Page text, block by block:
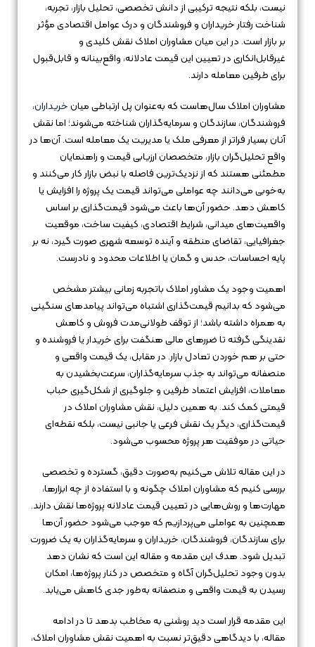
نیست، بلکه نتیجه ترکیبی از دانش تخصصی، تحلیل بازار، تجربه،
شناخت رفتار خریداران و فروشندگان و درک عوامل اقتصادی مؤثر
بر بازار است. در این میان مشاوران املاک نقش کلیدی و
غیرقابل‌انکاری در تعیین این قیمت عادلانه، واقع‌بینانه و قابل‌قبول
برای طرفین معامله دارند.
مشاوران املاک سال‌هاست که به‌عنوان پل ارتباطی میانخریداران،
فروشندگان، سازندگان و سرمایه‌گذاران شناخته می‌شوند؛ اما نقش
آنان بسیار فراتر از معرفی ملک یا مدیریت یک معامله است. آن‌ها در
واقع تحلیل‌گران بازار، متخصصان ارزیابی قیمت و راهنمایان
مطمئنی هستند که از نزدیک‌ترین فاصله با نبض بازار کار می‌کنند و
به‌خوبی می‌دانند چه عواملی می‌تواند قیمت یک پروژه را افزایش یا
کاهش دهد. حضور آن‌ها باعث می‌شود قیمت‌گذاری بر اساس
واقعیت‌های میدانی، شرایط اقتصادی، کیفیت ساخت، موقعیت
جغرافیایی، تقاضای منطقه و آینده توسعه شهری صورت گیرد، نه بر
پایه احساسات، حدس و گمان یا اطلاعات محدود و نادرست.
اهمیت وجود یک مشاور املاک باتجربه زمانی بیشتر مشخص
می‌شود که بدانیم قیمت‌گذاری اشتباه می‌تواند پیامدهای سنگینی
به همراه داشته باشد؛ از توقف طولانی‌مدت فروش و کاهش
نقدینگی گرفته تا ضررهای مالی هنگفت برای خریدار یا فروشنده و
حتی بر هم خوردن تعادل بازار. در مقابل، یک قیمت واقعی و
منصفانه می‌تواند به جذب سرمایه‌گذاران، سرعت‌بخشیدن به
معاملات، افزایش اعتماد طرفین و جلوگیری از شکل‌گیری حباب
قیمتی کمک کند. به همین دلیل، نقش مشاوران املاک در
قیمت‌گذاری، دیگر یک نقش فرعی یا جانبی نیست، بلکه نقطه‌ای
حیاتیدرموفقیت هر پروژه محسوب می‌شود.
در این مقاله تلاش می‌کنیم به‌صورت دقیق، گسترده و تخصصی
بررسی کنیم که مشاوران املاک چگونه و با استفاده از چه ابزارها،
مهارت‌ها و روش‌هایی در تعیین قیمت عادلانه پروژه‌ها نقش دارند.
همچنین به عواملی می‌پردازیم که موجب می‌شود حضور آن‌ها
برای سازندگان، فروشندگان، خریداران و سرمایه‌گذاران به یک ضرورت
تبدیل شود. هدف این مقدمه و مقاله این است که نشان دهد
بدون وجود تحلیل‌گران آگاه و متخصص در کنار پروژه‌ها، امکان
رسیدن به قیمت واقعی و منصفانه به‌طور جدی کاهش می‌یابد.
این مقدمه قرار است دید روشنی به مخاطب بدهد تا در ادامه
مقاله، با دیدگاهی دقیق‌تر نسبت به اهمیت نقش مشاوران املاک،